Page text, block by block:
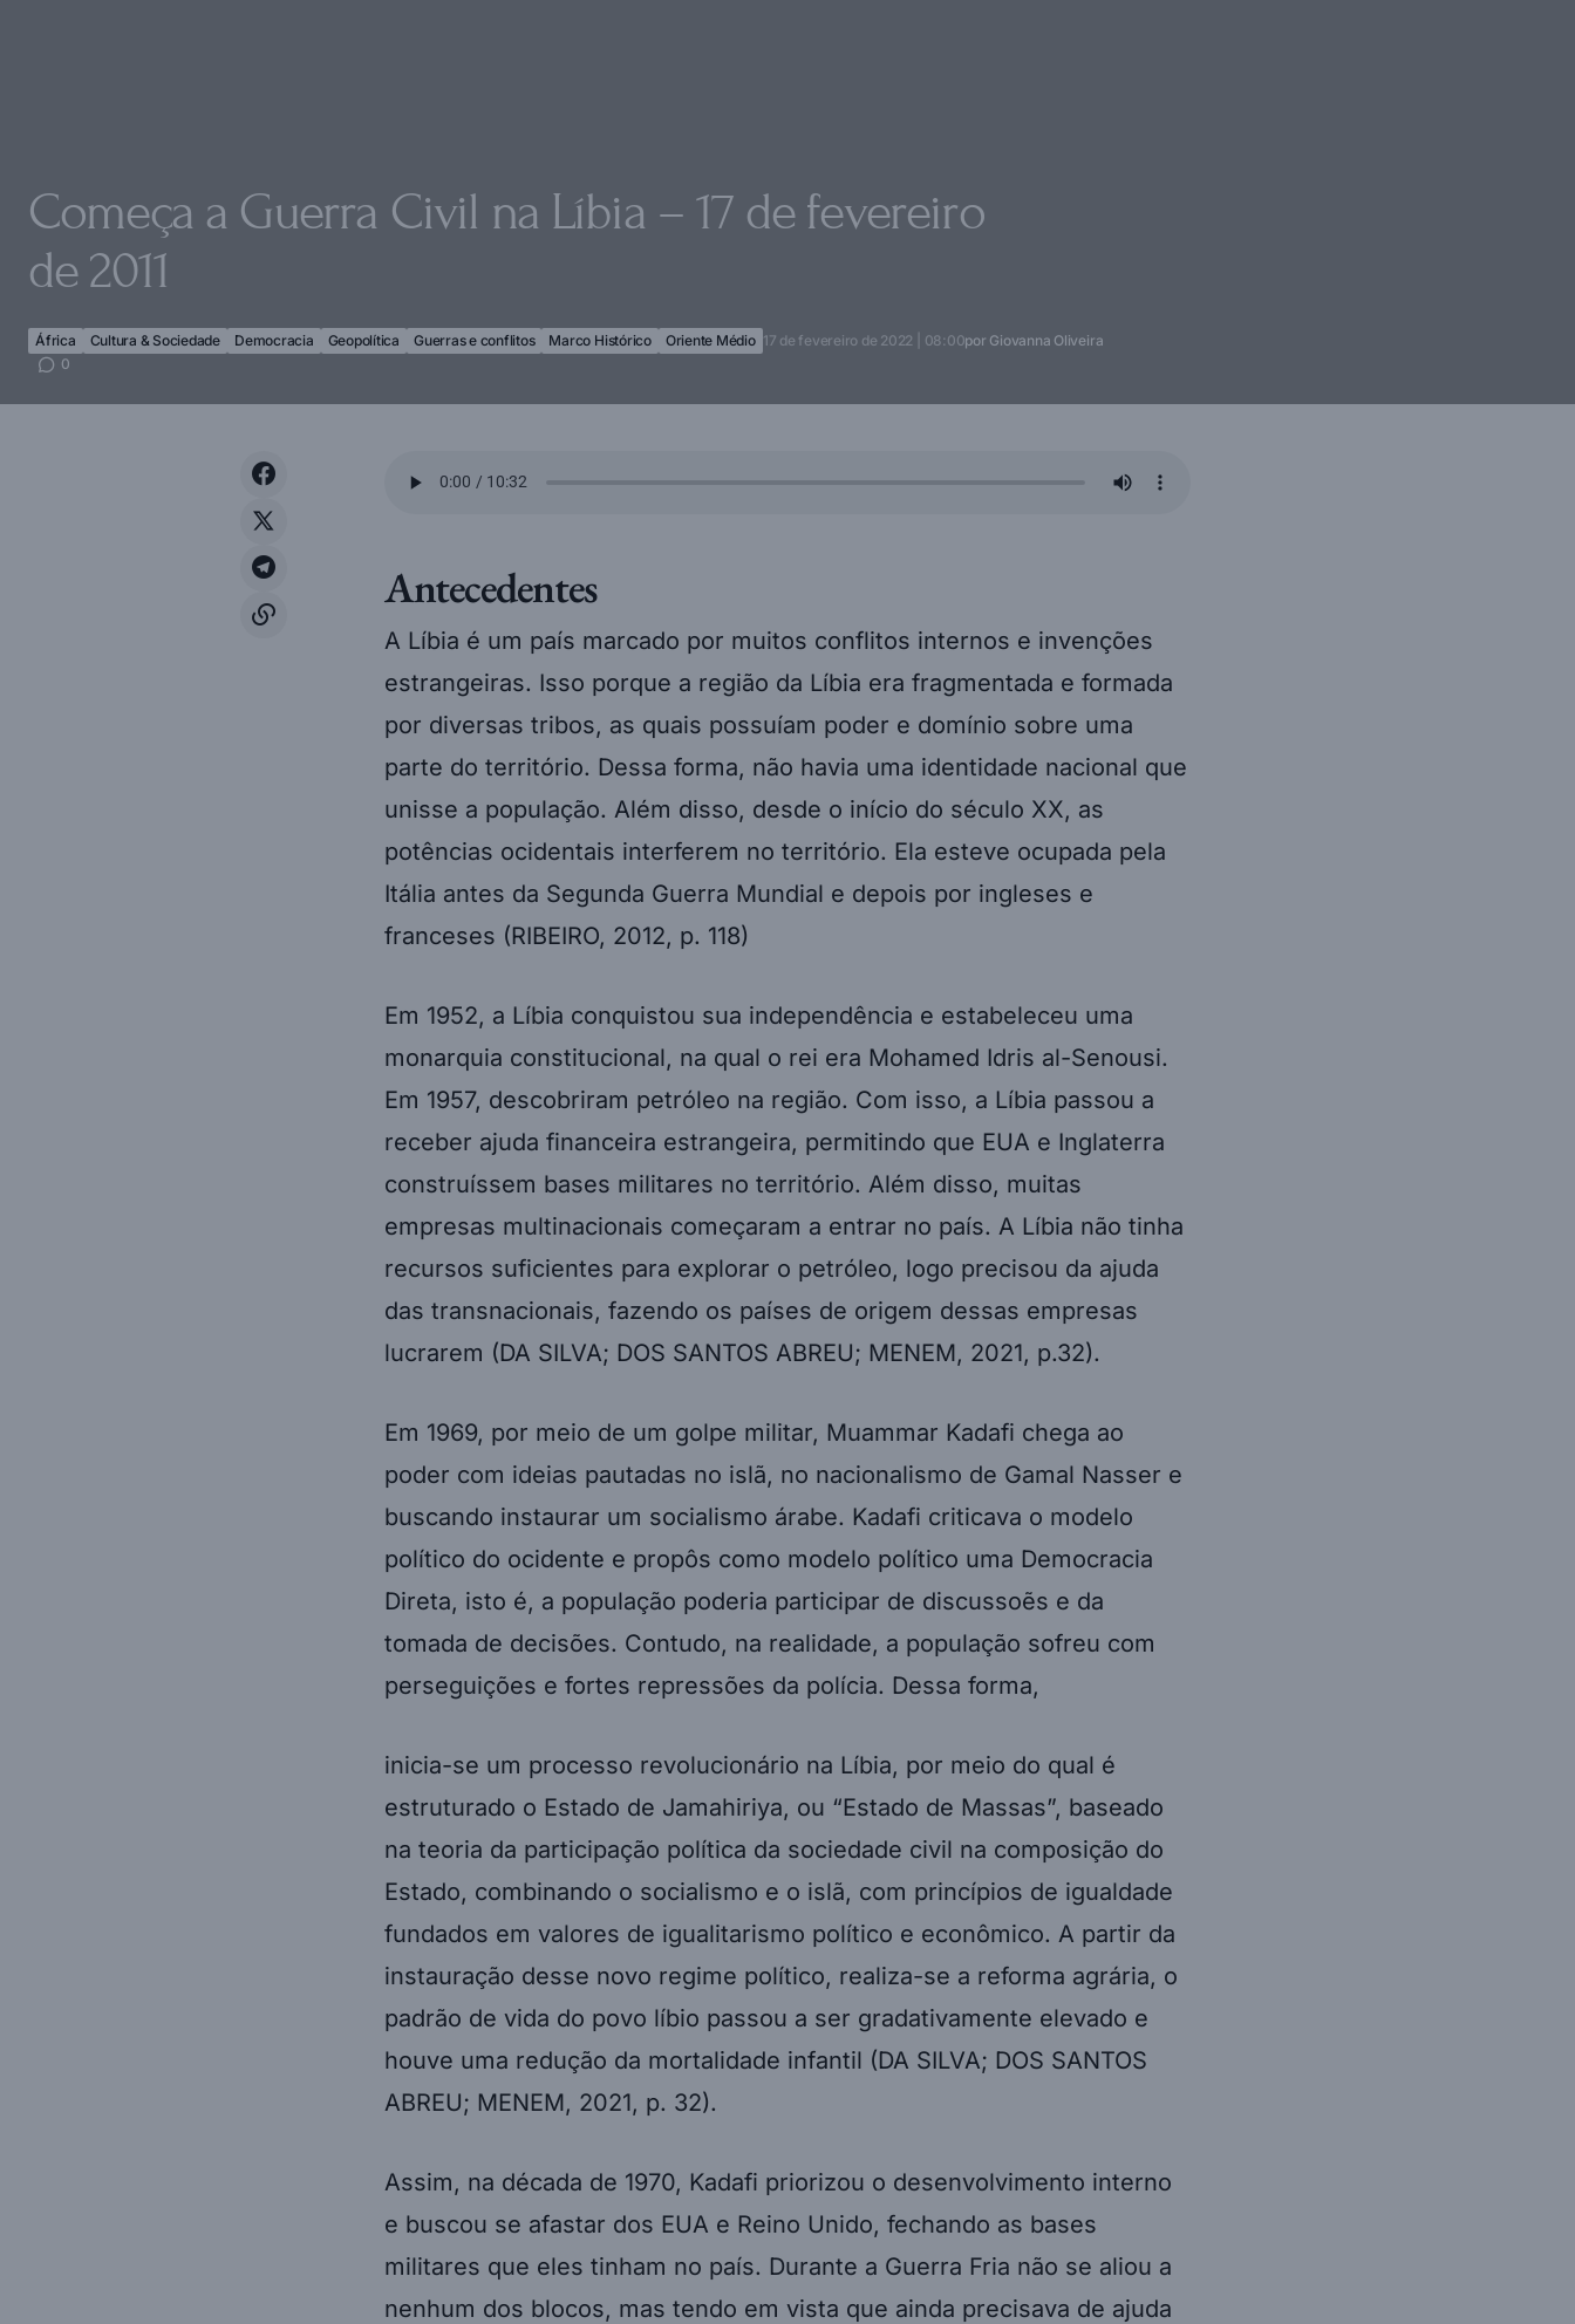
Começa a Guerra Civil na Líbia – 17 de fevereiro
de 2011
África Cultura & Sociedade Democracia Geopolítica Guerras e conflitos Marco Histórico Oriente Médio 17 de fevereiro de 2022 | 08:00por Giovanna Oliveira
0
Antecedentes
A Líbia é um país marcado por muitos conflitos internos e invenções
estrangeiras. Isso porque a região da Líbia era fragmentada e formada
por diversas tribos, as quais possuíam poder e domínio sobre uma
parte do território. Dessa forma, não havia uma identidade nacional que
unisse a população. Além disso, desde o início do século XX, as
potências ocidentais interferem no território. Ela esteve ocupada pela
Itália antes da Segunda Guerra Mundial e depois por ingleses e
franceses (RIBEIRO, 2012, p. 118)
Em 1952, a Líbia conquistou sua independência e estabeleceu uma
monarquia constitucional, na qual o rei era Mohamed Idris al-Senousi.
Em 1957, descobriram petróleo na região. Com isso, a Líbia passou a
receber ajuda financeira estrangeira, permitindo que EUA e Inglaterra
construíssem bases militares no território. Além disso, muitas
empresas multinacionais começaram a entrar no país. A Líbia não tinha
recursos suficientes para explorar o petróleo, logo precisou da ajuda
das transnacionais, fazendo os países de origem dessas empresas
lucrarem (DA SILVA; DOS SANTOS ABREU; MENEM, 2021, p.32).
Em 1969, por meio de um golpe militar, Muammar Kadafi chega ao
poder com ideias pautadas no islã, no nacionalismo de Gamal Nasser e
buscando instaurar um socialismo árabe. Kadafi criticava o modelo
político do ocidente e propôs como modelo político uma Democracia
Direta, isto é, a população poderia participar de discussoẽs e da
tomada de decisões. Contudo, na realidade, a população sofreu com
perseguições e fortes repressões da polícia. Dessa forma,
inicia-se um processo revolucionário na Líbia, por meio do qual é
estruturado o Estado de Jamahiriya, ou “Estado de Massas”, baseado
na teoria da participação política da sociedade civil na composição do
Estado, combinando o socialismo e o islã, com princípios de igualdade
fundados em valores de igualitarismo político e econômico. A partir da
instauração desse novo regime político, realiza-se a reforma agrária, o
padrão de vida do povo líbio passou a ser gradativamente elevado e
houve uma redução da mortalidade infantil (DA SILVA; DOS SANTOS
ABREU; MENEM, 2021, p. 32).
Assim, na década de 1970, Kadafi priorizou o desenvolvimento interno
e buscou se afastar dos EUA e Reino Unido, fechando as bases
militares que eles tinham no país. Durante a Guerra Fria não se aliou a
nenhum dos blocos, mas tendo em vista que ainda precisava de ajuda